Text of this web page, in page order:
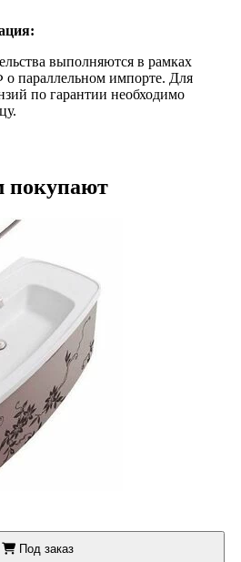
выполняются в рамках
о параллельном импорте. Для
по гарантии необходимо
покупают
Под заказ